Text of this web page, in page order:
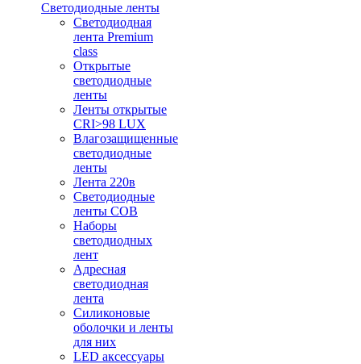
Светодиодные ленты
Светодиодная
лента Premium
class
Открытые
светодиодные
ленты
Ленты открытые
CRI>98 LUX
Влагозащищенные
светодиодные
ленты
Лента 220в
Светодиодные
ленты COB
Наборы
светодиодных
лент
Адресная
светодиодная
лента
Силиконовые
оболочки и ленты
для них
LED аксессуары